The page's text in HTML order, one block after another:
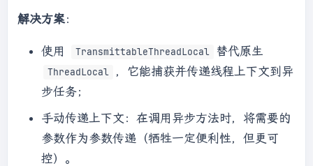
解决方案：
使用 TransmittableThreadLocal 替代原生
ThreadLocal
，它能捕获并传递线程上下文到异
步任务；
手动传递上下文：在调用异步方法时，将需要的
参数作为参数传递（牺牲一定便利性，但更可
控）。